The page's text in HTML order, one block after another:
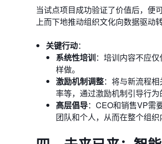
当试点项目成功验证了价值后，便
上而下地推动组织文化向数据驱动转
关键行动：
系统性培训：培训内容不应
样做。
激励机制调整：将与新流程
率等，通过激励机制引导行为
高层倡导：CEO和销售VP需
团队和个人，从而在整个组